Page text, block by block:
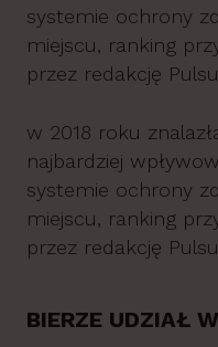
systemie ochrony
miejscu, ranking
przez redakcję
w 2018 roku
najbardziej
systemie ochrony
miejscu, ranking
przez redakcję
BIERZE UDZIAŁ